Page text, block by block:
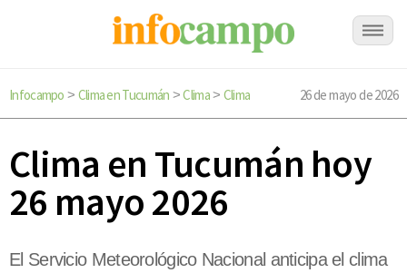
Infocampo > Clima en Tucumán >Clima> Clima 26 de mayo de 2026
Clima en Tucumán hoy
26 mayo 2026
El Servicio Meteorológico Nacional anticipa el clima